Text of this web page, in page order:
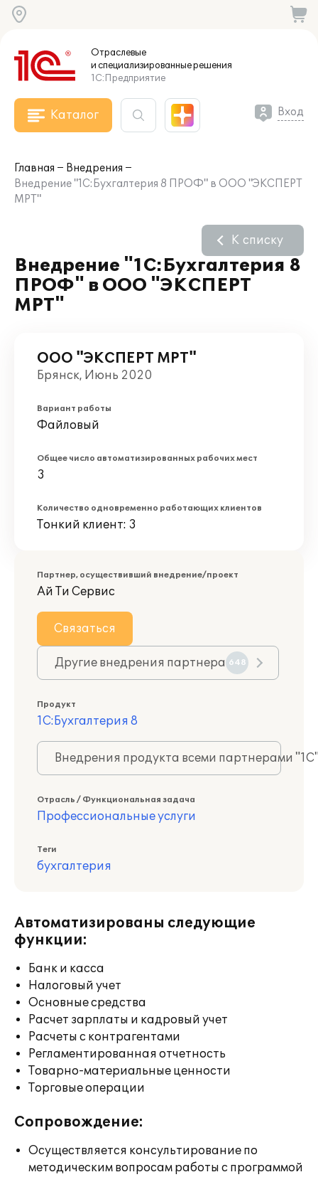
Отраслевые
и специализированныерешения
1С:Предприятие
Каталог Вход
Главная
Внедрения
Внедрение "1С:Бухгалтерия 8 ПРОФ" в ООО "ЭКСПЕРТ
МРТ"
Внедрение "1С:Бухгалтерия 8
ПРОФ" в ООО "ЭКСПЕРТ
МРТ"
К списку
ООО "ЭКСПЕРТ МРТ"
Брянск, Июнь 2020
Вариант работы
Файловый
Общее число автоматизированных рабочих мест
3
Количество одновременно работающих клиентов
Тонкий клиент: 3
Партнер, осуществивший внедрение/проект
Ай Ти Сервис
Связаться
Другие внедрения партнера 648
Продукт
1С:Бухгалтерия 8
Внедрения продукта всеми партнерами
Отрасль / Функциональная задача
Профессиональные услуги
Теги
бухгалтерия
Автоматизированы следующие
функции:
Банк и касса
Налоговый учет
Основные средства
Расчет зарплаты и кадровый учет
Расчеты с контрагентами
Регламентированная отчетность
Товарно-материальные ценности
Торговые операции
Сопровождение:
Осуществляется консультирование по
методическим вопросам работы с программой